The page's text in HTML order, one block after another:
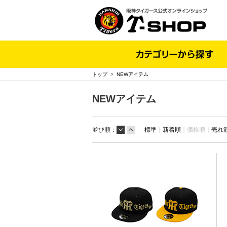
トップ> NEWアイテム
NEWアイテム
並び順： 標準 ｜ 新着順 ｜ 価格順｜ 売れ